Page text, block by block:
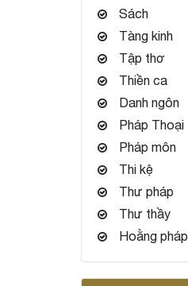
Sách
Tàng kinh
Tập thơ
Thiền ca
Danh ngôn
Pháp Thoại
Pháp môn
Thi kệ
Thư pháp
Thư thầy
Hoằng pháp